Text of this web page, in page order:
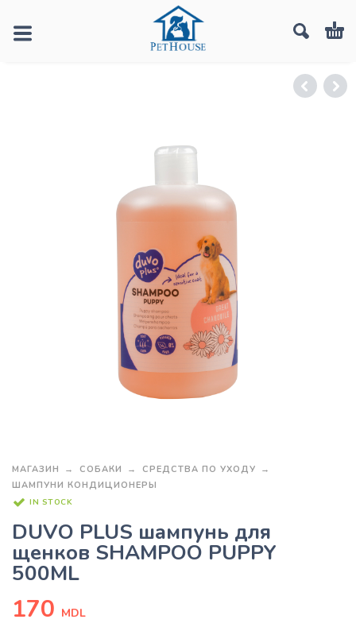
МАГАЗИН СОБАКИ
СРЕДСТВА ПО УХОДУ
ШАМПУНИ КОНДИЦИОНЕРЫ
IN STOCK
DUVO PLUS шампунь для
щенков SHAMPOO PUPPY
500ML
170 MDL